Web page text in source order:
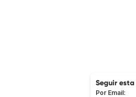
Seguir
Por Email: